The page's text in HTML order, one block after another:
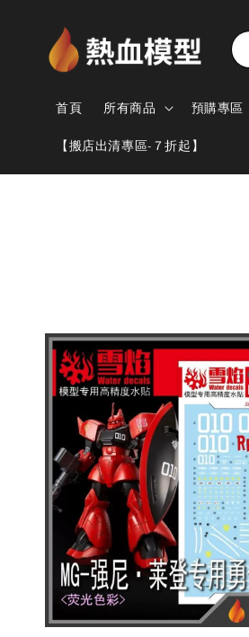
首頁 所有商品 預購專區
【搬店出清專區-７折起】